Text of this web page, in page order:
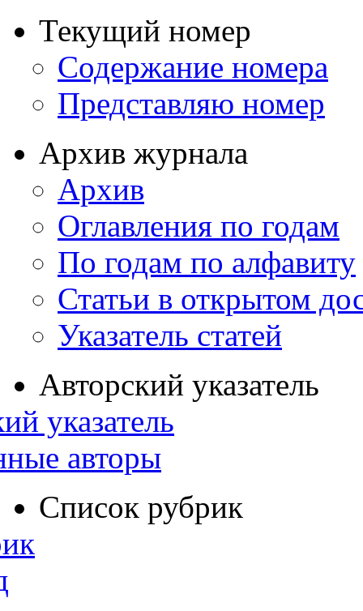
Текущий номер
Содержание номера
Представляю номер
Архив журнала
Архив
Оглавления по годам
По годам по алфавиту
Статьи в открытом
Указатель статей
Авторский указатель
указатель
авторы
Список рубрик